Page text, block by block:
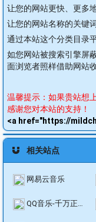
让您的网站更快、更多
让您的网站名称的关键
通过本站这个分类目录
如您网站被搜索引擎屏
面浏览者照样借助网站
温馨提示：如果贵站想
感谢您对本站的支持！
<a href="https://
相关站点
网易云音乐
QQ音乐-千万正版音乐海量无损曲库新歌热歌天天畅听的高品质音乐平台！